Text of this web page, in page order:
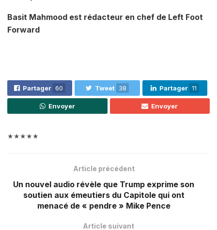
Basit Mahmood est rédacteur en chef de Left Foot
Forward
Partager 60 Tweet 38 Partager 11
Envoyer Envoyer
★★★★★
Article précédent
Un nouvel audio révèle que Trump exprime son
soutien aux émeutiers du Capitole qui ont
menacé de « pendre » Mike Pence
Article suivant